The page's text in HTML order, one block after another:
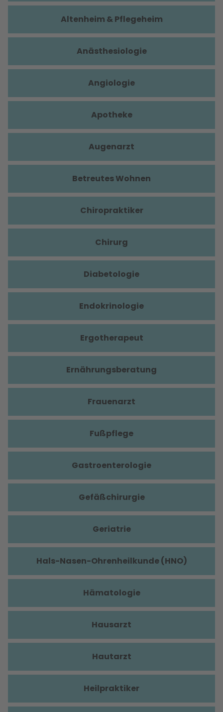
Altenheim & Pflegeheim
Anästhesiologie
Angiologie
Apotheke
Augenarzt
Betreutes Wohnen
Chiropraktiker
Chirurg
Diabetologie
Endokrinologie
Ergotherapeut
Ernährungsberatung
Frauenarzt
Fußpflege
Gastroenterologie
Gefäßchirurgie
Geriatrie
Hals-Nasen-Ohrenheilkunde (HNO)
Hämatologie
Hausarzt
Hautarzt
Heilpraktiker